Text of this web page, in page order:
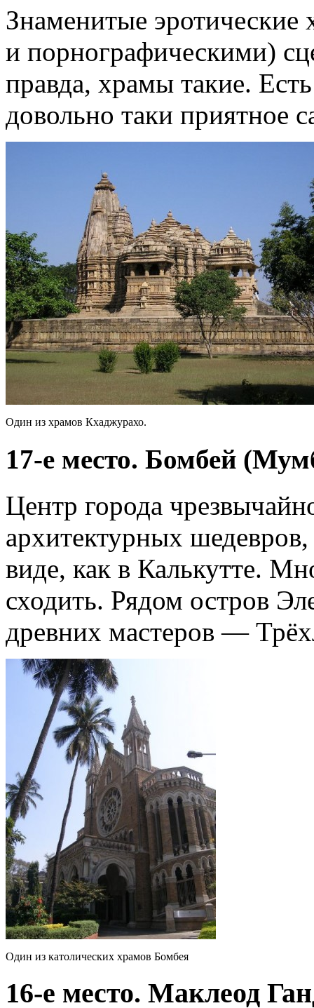
Знаменитые
и порнографическими)
правда, храмы такие.
довольно таки приятное
Один из храмов Кхаджурахо.
17-е место. Бомбей
Центр города
архитектурных
виде, как в Калькутте.
сходить. Рядом остров
древних мастеров —
Один из католических храмов Бомбея
16-е место. Маклеод